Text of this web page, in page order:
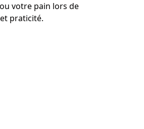
votre pain lors de
praticité.